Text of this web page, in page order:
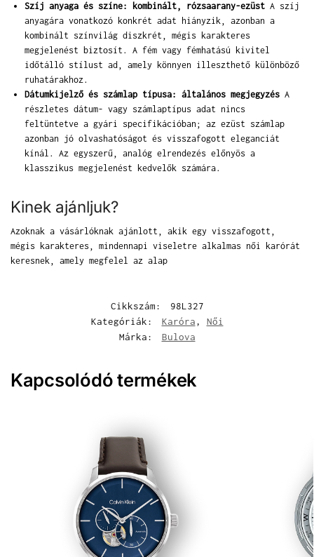
Szíj anyaga és színe: kombinált, rózsaarany-ezüst A szíj
anyagára vonatkozó konkrét adat hiányzik, azonban a
kombinált színvilág diszkrét, mégis karakteres
megjelenést biztosít. A fém vagy fémhatású kivitel
időtálló stílust ad, amely könnyen illeszthető különböző
ruhatárakhoz.
Dátumkijelző és számlap típusa: általános megjegyzés A
részletes dátum- vagy számlaptípus adat nincs
feltüntetve a gyári specifikációban; az ezüst számlap
azonban jó olvashatóságot és visszafogott eleganciát
kínál. Az egyszerű, analóg elrendezés előnyös a
klasszikus megjelenést kedvelők számára.
Kinek ajánljuk?
Azoknak a vásárlóknak ajánlott, akik egy visszafogott,
mégis karakteres, mindennapi viseletre alkalmas női karórát
keresnek, amely megfelel az alap
Cikkszám:
98L327
Kategóriák:
Karóra, Női
Márka:
Bulova
Kapcsolódó termékek